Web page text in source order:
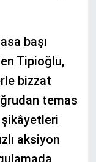
başı
Tipioğlu,
bizzat
temas
aksiyon